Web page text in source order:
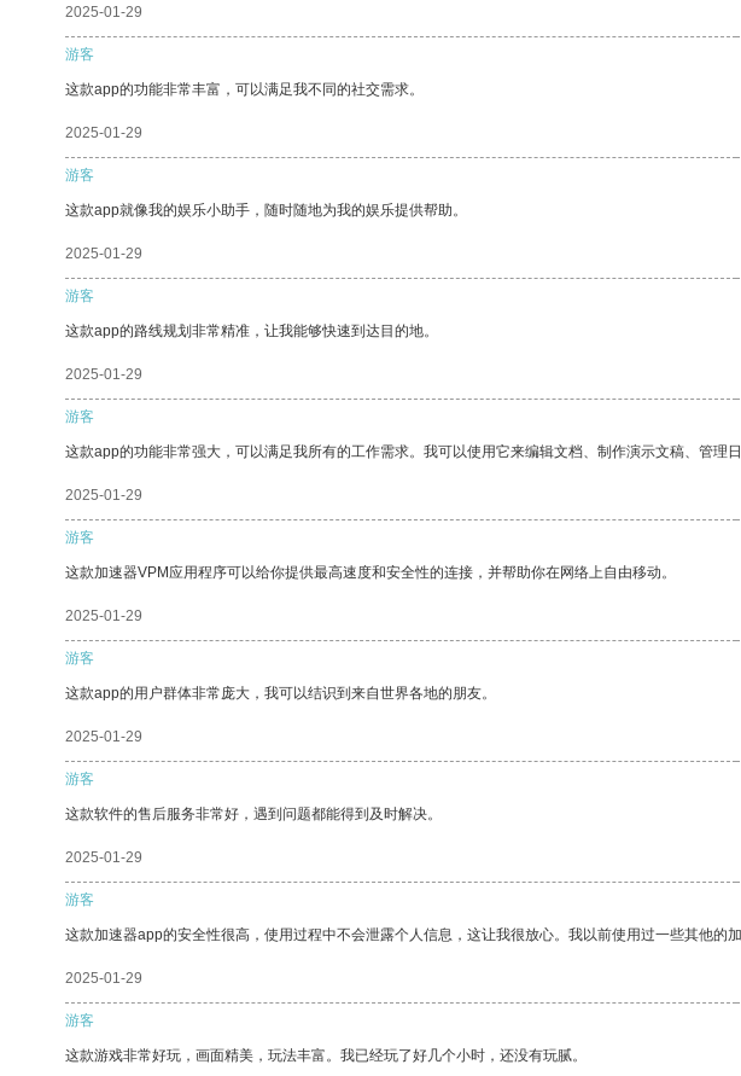
2025-01-29
游客
这款app的功能非常丰富，可以满足我不同的社交需求。
2025-01-29
游客
这款app就像我的娱乐小助手，随时随地为我的娱乐提供帮助。
2025-01-29
游客
这款app的路线规划非常精准，让我能够快速到达目的地。
2025-01-29
游客
这款app的功能非常强大，可以满足我所有的工作需求。我可以使用它来编辑文档、制作演示文稿、管理日
2025-01-29
游客
这款加速器VPM应用程序可以给你提供最高速度和安全性的连接，并帮助你在网络上自由移动。
2025-01-29
游客
这款app的用户群体非常庞大，我可以结识到来自世界各地的朋友。
2025-01-29
游客
这款软件的售后服务非常好，遇到问题都能得到及时解决。
2025-01-29
游客
这款加速器app的安全性很高，使用过程中不会泄露个人信息，这让我很放心。我以前使用过一些其他的
2025-01-29
游客
这款游戏非常好玩，画面精美，玩法丰富。我已经玩了好几个小时，还没有玩腻。